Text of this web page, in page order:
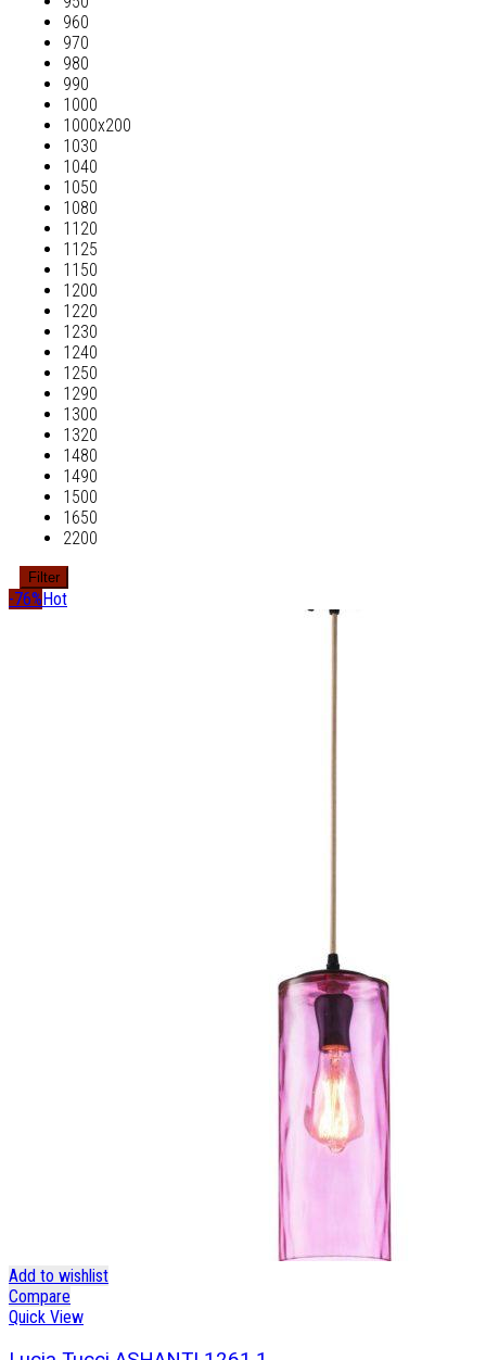
960
970
980
990
1000
1000х200
1030
1040
1050
1080
1120
1125
1150
1200
1220
1230
1240
1250
1290
1300
1320
1480
1490
1500
1650
2200
Filter
-76% Hot
Add to wishlist
Compare
Quick View